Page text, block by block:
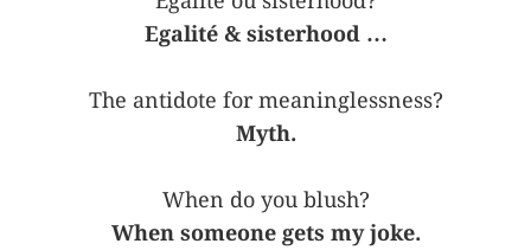
Egalité & sisterhood …
The antidote for meaninglessness?
Myth.
When do you blush?
When someone gets my joke.